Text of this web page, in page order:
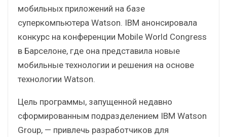
мобильных приложений на базе
суперкомпьютера Watson. IBM анонсировала
конкурс на конференции Mobile World Congress
в Барселоне, где она представила новые
мобильные технологии и решения на основе
технологии Watson.
Цель программы, запущенной недавно
сформированным подразделением IBM Watson
Group, — привлечь разработчиков для